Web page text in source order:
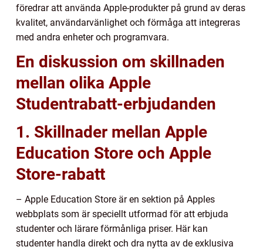
föredrar att använda Apple-produkter på grund av deras
kvalitet, användarvänlighet och förmåga att integreras
med andra enheter och programvara.
En diskussion om skillnaden
mellan olika Apple
Studentrabatt-erbjudanden
1. Skillnader mellan Apple
Education Store och Apple
Store-rabatt
– Apple Education Store är en sektion på Apples
webbplats som är speciellt utformad för att erbjuda
studenter och lärare förmånliga priser. Här kan
studenter handla direkt och dra nytta av de exklusiva